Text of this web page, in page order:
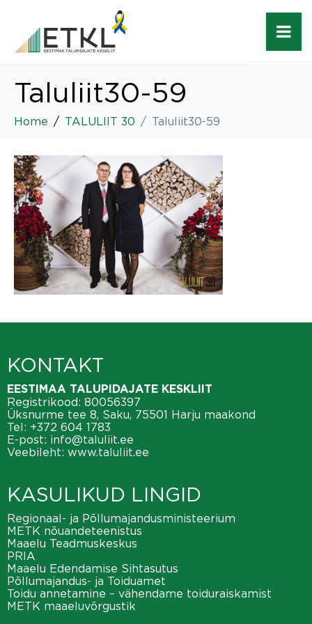
Taluliit30-59
Home TALULIIT 30 Taluliit30-59
KONTAKT
EESTIMAA TALUPIDAJATE KESKLIIT
Registrikood: 80056397
Üksnurme tee 8, Saku, 75501 Harju maakond
Tel: +372 604 1783
E-post: info@taluliit.ee
Veebileht: www.taluliit.ee
KASULIKUD LINGID
Regionaal- ja Põllumajandusministeerium
METK nõuandeteenistus
Maaelu Teadmuskeskus
PRIA
Maaelu Edendamise Sihtasutus
Põllumajandus- ja Toiduamet
Toidu annetamine – vähendame toiduraiskamist
METK maaeluvõrgustik